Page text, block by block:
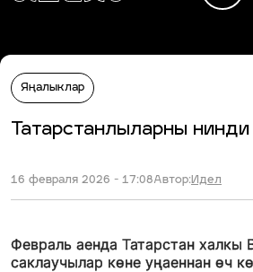
Яңалыклар
Татарстанлыларны
16 февраля 2026 - 17:08Автор:Идел
Февраль аенда Татарстан халкы
саклаучылар көне уңаеннан өч